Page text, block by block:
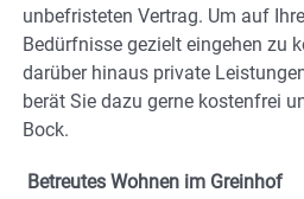
unbefristeten Vertrag. Um auf
Bedürfnisse gezielt eingehen zu
darüber hinaus private
berät Sie dazu gerne kostenfrei
Bock.
Betreutes Wohnen im Greinhof